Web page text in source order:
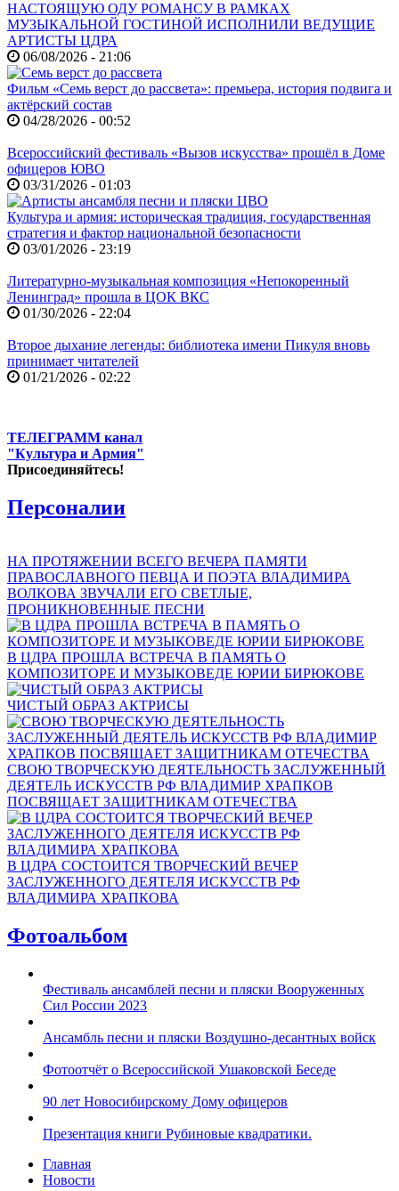
НАСТОЯЩУЮ ОДУ РОМАНСУ В РАМКАХ
МУЗЫКАЛЬНОЙ ГОСТИНОЙ ИСПОЛНИЛИ ВЕДУЩИЕ
АРТИСТЫ ЦДРА
06/08/2026 - 21:06
Фильм «Семь верст до рассвета»: премьера, история подвига и
актёрский состав
04/28/2026 - 00:52
Всероссийский фестиваль «Вызов искусства» прошёл в Доме
офицеров ЮВО
03/31/2026 - 01:03
Культура и армия: историческая традиция, государственная
стратегия и фактор национальной безопасности
03/01/2026 - 23:19
Литературно-музыкальная композиция «Непокоренный
Ленинград» прошла в ЦОК ВКС
01/30/2026 - 22:04
Второе дыхание легенды: библиотека имени Пикуля вновь
принимает читателей
01/21/2026 - 02:22
ТЕЛЕГРАММ канал
"Культура и Армия"
Присоединяйтесь!
Персоналии
НА ПРОТЯЖЕНИИ ВСЕГО ВЕЧЕРА ПАМЯТИ
ПРАВОСЛАВНОГО ПЕВЦА И ПОЭТА ВЛАДИМИРА
ВОЛКОВА ЗВУЧАЛИ ЕГО СВЕТЛЫЕ,
ПРОНИКНОВЕННЫЕ ПЕСНИ
В ЦДРА ПРОШЛА ВСТРЕЧА В ПАМЯТЬ О
КОМПОЗИТОРЕ И МУЗЫКОВЕДЕ ЮРИИ БИРЮКОВЕ
ЧИСТЫЙ ОБРАЗ АКТРИСЫ
СВОЮ ТВОРЧЕСКУЮ ДЕЯТЕЛЬНОСТЬ ЗАСЛУЖЕННЫЙ
ДЕЯТЕЛЬ ИСКУССТВ РФ ВЛАДИМИР ХРАПКОВ
ПОСВЯЩАЕТ ЗАЩИТНИКАМ ОТЕЧЕСТВА
В ЦДРА СОСТОИТСЯ ТВОРЧЕСКИЙ ВЕЧЕР
ЗАСЛУЖЕННОГО ДЕЯТЕЛЯ ИСКУССТВ РФ
ВЛАДИМИРА ХРАПКОВА
Фотоальбом
Фестиваль ансамблей песни и пляски Вооруженных
Сил России 2023
Ансамбль песни и пляски Воздушно-десантных войск
Фотоотчёт о Всероссийской Ушаковской Беседе
90 лет Новосибирскому Дому офицеров
Презентация книги Рубиновые квадратики.
Главная
Новости